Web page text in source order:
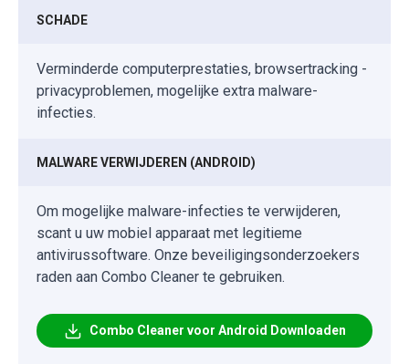
SCHADE
Verminderde computerprestaties, browsertracking -
privacyproblemen, mogelijke extra malware-
infecties.
MALWARE VERWIJDEREN (ANDROID)
Om mogelijke malware-infecties te verwijderen,
scant u uw mobiel apparaat met legitieme
antivirussoftware. Onze beveiligingsonderzoekers
raden aan Combo Cleaner te gebruiken.
Combo Cleaner voor Android Downloaden